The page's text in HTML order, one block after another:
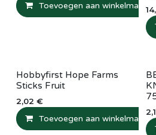
Toevoegen aan winkelmandje
Hobbyfirst Hope Farms
Sticks Fruit
2,02 €
Toevoegen aan winkelmandje